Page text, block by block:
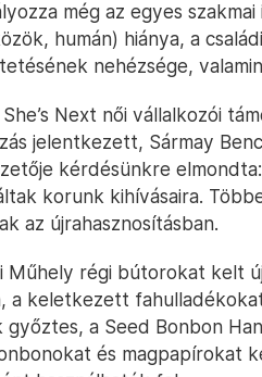
még az egyes
humán) hiánya, a
nehézsége,
Next női vállalkozói
jelentkezett, Sármay
kérdésünkre
korunk kihívásaira.
az újrahasznosításban.
Műhely régi bútorokat kelt
keletkezett
győztes, a Seed Bonbon
és magpapírokat